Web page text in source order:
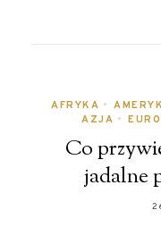
AFRYKA •
AZJA •
Co
jadalne